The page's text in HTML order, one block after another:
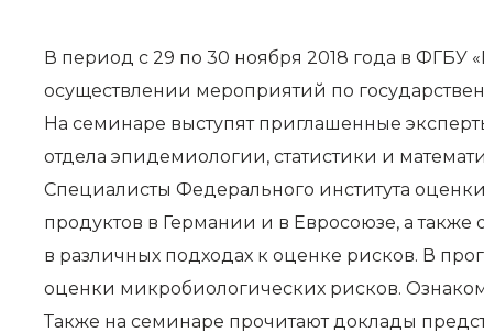
В период с 29 по 30 ноября 2018 года в ФГБУ
осуществлении мероприятий по
На семинаре выступят приглашенные
отдела эпидемиологии, статистики и
Специалисты Федерального института
продуктов в Германии и в Евросоюзе, а
в различных подходах к оценке рисков. В
оценки микробиологических рисков.
Также на семинаре прочитают доклады